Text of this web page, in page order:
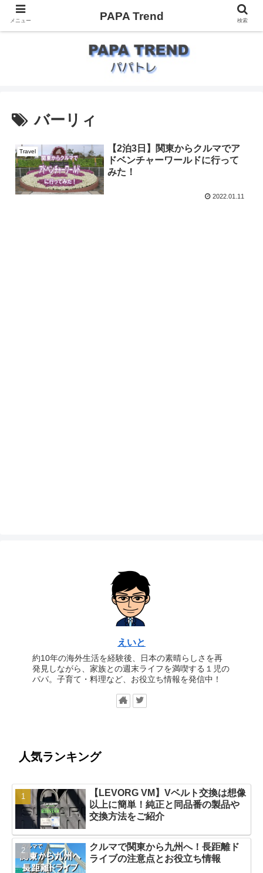
バーリィ
Travel
【2泊3日】関東からクルマでア
ドベンチャーワールドに行って
みた！
2022.01.11
えいと
約10年の海外生活を経験後、日本の素晴らしさを再
発見しながら、家族との週末ライフを満喫する１児の
パパ。子育て・料理など、お役立ち情報を発信中！
人気ランキング
【LEVORG VM】Vベルト交換は想像
以上に簡単！純正と同品番の製品や
交換方法をご紹介
クルマで関東から九州へ！長距離ド
ライブの注意点とお役立ち情報
メニュー PAPA Trend 検索